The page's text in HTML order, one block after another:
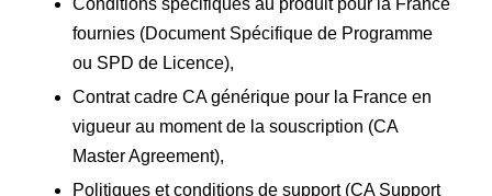
Conditions spécifiques au produit pour la France
fournies (Document Spécifique de Programme
ou SPD de Licence),
Contrat cadre CA générique pour la France en
vigueur au moment de la souscription (CA
Master Agreement),
Politiques et conditions de support (CA Support